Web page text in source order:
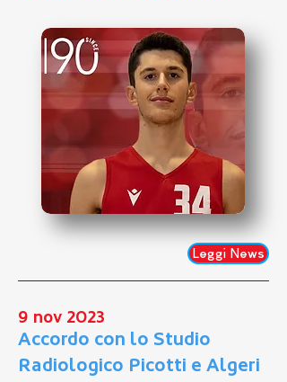
Leggi News
9 nov 2023
Accordo con lo Studio
Radiologico Picotti e Algeri